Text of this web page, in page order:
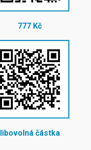
777 Kč
libovolná částka